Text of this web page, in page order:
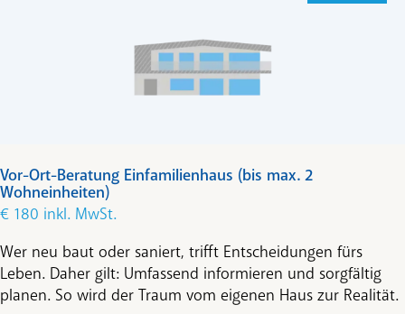
Rechnung
Erfolgt monatlich per Lastschrift.
des E-Carsharing-Alltags braucht es jederzeit eine
Ansprechstelle. Aber auch das Fahrzeug benötigt hin
und wieder eine gewisse Betreuung.
Vor-Ort-Beratung Einfamilienhaus (bis max. 2
Wohneinheiten)
€ 180 inkl. MwSt.
Wer neu baut oder saniert, trifft Entscheidungen fürs
Leben. Daher gilt: Umfassend informieren und sorgfältig
planen. So wird der Traum vom eigenen Haus zur Realität.